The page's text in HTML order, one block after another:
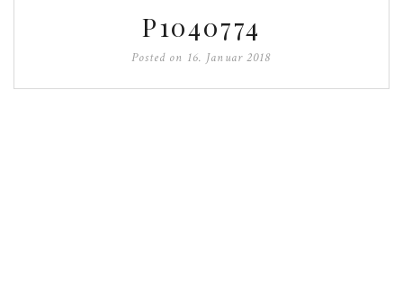
P1040774
Posted on 16. Januar 2018